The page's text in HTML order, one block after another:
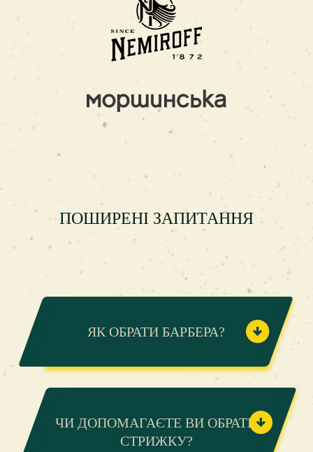
ПОШИРЕНІ ЗАПИТАННЯ
ЯК ОБРАТИ БАРБЕРА?
ЧИ ДОПОМАГАЄТЕ ВИ ОБРАТИ
СТРИЖКУ?